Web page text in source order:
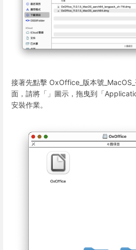
接著先點擊 OxOffice_版本號
面，請將「」圖示，拖曳到「
安裝作業。